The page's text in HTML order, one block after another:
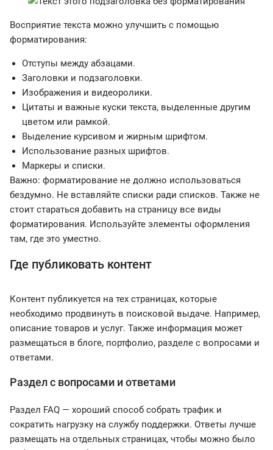
Восприятие текста можно улучшить с помощью
форматирования:
Отступы между абзацами.
Заголовки и подзаголовки.
Изображения и видеоролики.
Цитаты и важные куски текста, выделенные другим
цветом или рамкой.
Выделение курсивом и жирным шрифтом.
Использование разных шрифтов.
Маркеры и списки.
Важно: форматирование не должно использоваться
бездумно. Не вставляйте списки ради списков. Также не
стоит стараться добавить на страницу все виды
форматирования. Используйте элементы оформления
там, где это уместно.
Где публиковать контент
Контент публикуется на тех страницах, которые
необходимо продвинуть в поисковой выдаче. Например,
описание товаров и услуг. Также информация может
размещаться в блоге, портфолио, разделе с вопросами и
ответами.
Раздел с вопросами и ответами
Раздел FAQ — хороший способ собрать трафик и
сократить нагрузку на службу поддержки. Ответы лучше
размещать на отдельных страницах, чтобы можно было